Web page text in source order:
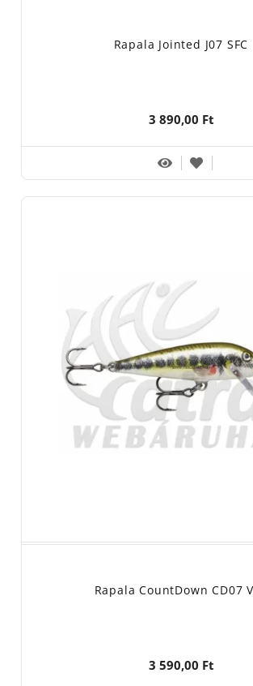
Rapala Jointed J07 SFC
3 890,00 Ft
Rapala CountDown CD07
3 590,00 Ft